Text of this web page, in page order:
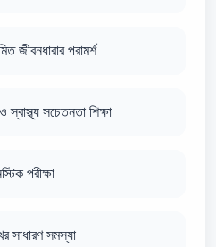
জীবনধারার পরামর্শ
সচেতনতা শিক্ষা
পরীক্ষা
সাধারণ সমস্যা